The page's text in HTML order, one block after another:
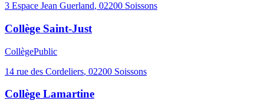
3 Espace Jean Guerland, 02200 Soissons
Collège Saint-Just
CollègePublic
14 rue des Cordeliers, 02200 Soissons
Collège Lamartine